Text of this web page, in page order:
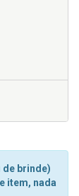
de brinde)
item, nada